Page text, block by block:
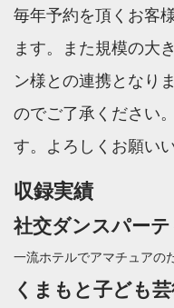
毎年予約を頂くお客
ます。また規模の大
ン様との連携となり
のでご了承ください
す。よろしくお願い
収録実績
社交ダンスパー
一流ホテルでアマチュアの
くまもと子ども